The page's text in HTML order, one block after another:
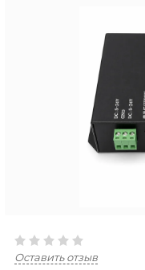
Оставить отзыв